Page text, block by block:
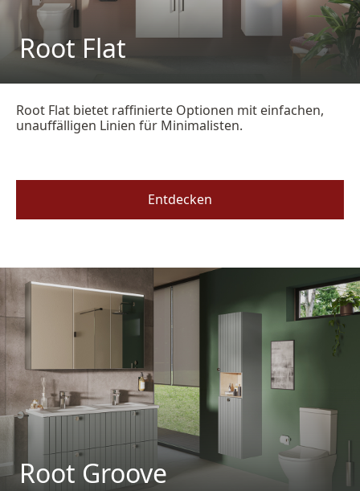
Root Flat
Root Flat bietet raffinierte Optionen mit einfachen,
unauffälligen Linien für Minimalisten.
Entdecken
Root Groove